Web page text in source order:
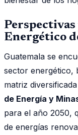
Energético
Guatemala se
sector energético,
matriz
de Energía y
para el año 2050,
de energías